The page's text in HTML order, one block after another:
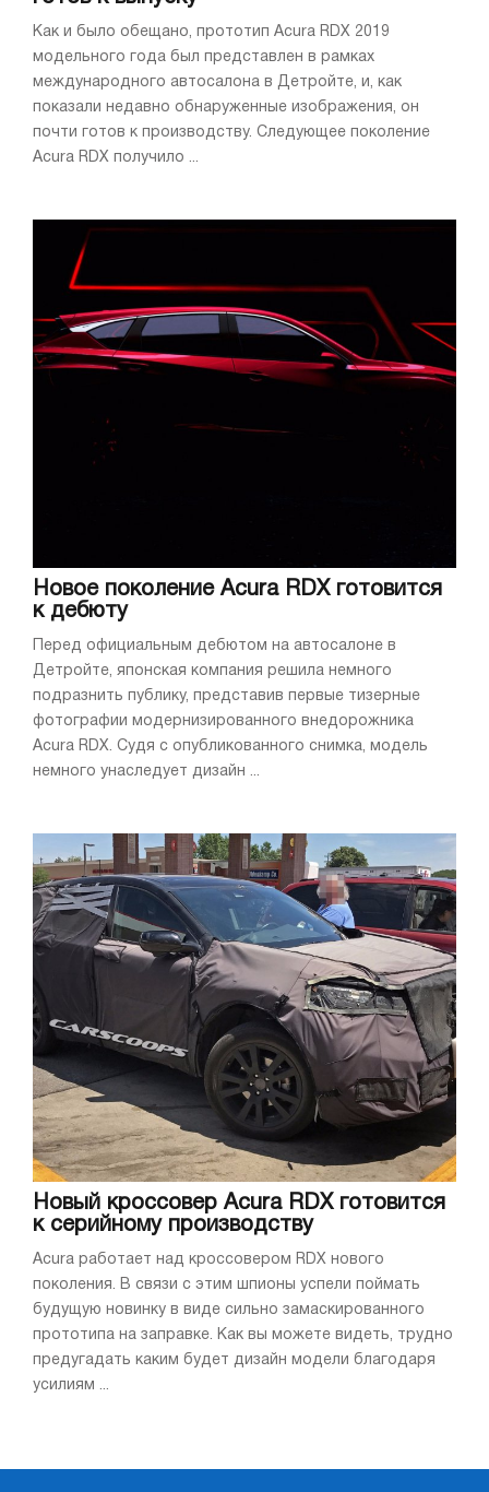
Как и было обещано, прототип Acura RDX 2019
модельного года был представлен в рамках
международного автосалона в Детройте, и, как
показали недавно обнаруженные изображения, он
почти готов к производству. Следующее поколение
Acura RDX получило ...
Новое поколение Acura RDX готовится
к дебюту
Перед официальным дебютом на автосалоне в
Детройте, японская компания решила немного
подразнить публику, представив первые тизерные
фотографии модернизированного внедорожника
Acura RDX. Судя с опубликованного снимка, модель
немного унаследует дизайн ...
Новый кроссовер Acura RDX готовится
к серийному производству
Acura работает над кроссовером RDX нового
поколения. В связи с этим шпионы успели поймать
будущую новинку в виде сильно замаскированного
прототипа на заправке. Как вы можете видеть, трудно
предугадать каким будет дизайн модели благодаря
усилиям ...